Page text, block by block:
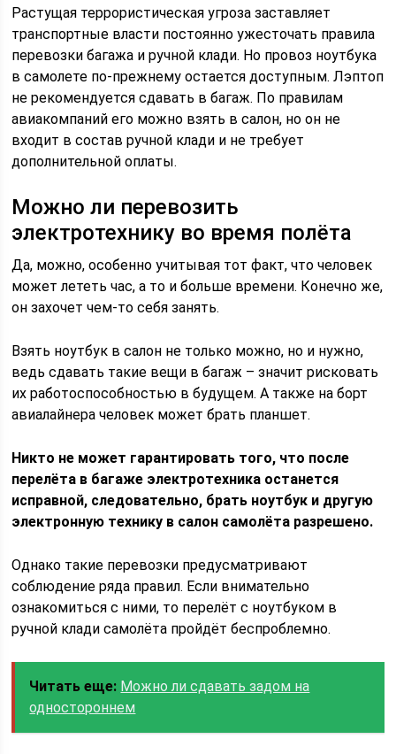
Растущая террористическая угроза заставляет
транспортные власти постоянно ужесточать правила
перевозки багажа и ручной клади. Но провоз ноутбука
в самолете по-прежнему остается доступным. Лэптоп
не рекомендуется сдавать в багаж. По правилам
авиакомпаний его можно взять в салон, но он не
входит в состав ручной клади и не требует
дополнительной оплаты.
Можно ли перевозить
электротехнику во время полёта
Да, можно, особенно учитывая тот факт, что человек
может лететь час, а то и больше времени. Конечно же,
он захочет чем-то себя занять.
Взять ноутбук в салон не только можно, но и нужно,
ведь сдавать такие вещи в багаж – значит рисковать
их работоспособностью в будущем. А также на борт
авиалайнера человек может брать планшет.
Никто не может гарантировать того, что после
перелёта в багаже электротехника останется
исправной, следовательно, брать ноутбук и другую
электронную технику в салон самолёта разрешено.
Однако такие перевозки предусматривают
соблюдение ряда правил. Если внимательно
ознакомиться с ними, то перелёт с ноутбуком в
ручной клади самолёта пройдёт беспроблемно.
Читать еще: Можно ли сдавать задом на
одностороннем